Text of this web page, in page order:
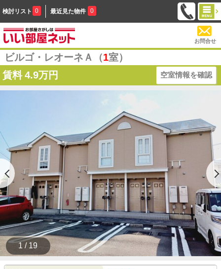
検討リスト 0 最近見た物件 0
お問合せ
ビルゴ・レオーネＡ（1室）
賃料 4.9万円 空室情報を確認
1 / 19